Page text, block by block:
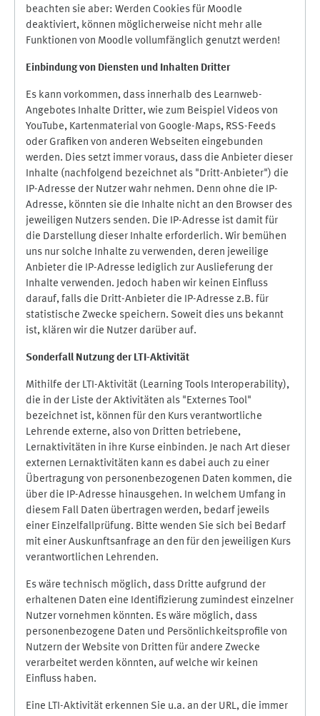
beachten sie aber: Werden Cookies für Moodle
deaktiviert, können möglicherweise nicht mehr alle
Funktionen von Moodle vollumfänglich genutzt werden!
Einbindung von Diensten und Inhalten Dritter
Es kann vorkommen, dass innerhalb des Learnweb-
Angebotes Inhalte Dritter, wie zum Beispiel Videos von
YouTube, Kartenmaterial von Google-Maps, RSS-Feeds
oder Grafiken von anderen Webseiten eingebunden
werden. Dies setzt immer voraus, dass die Anbieter dieser
Inhalte (nachfolgend bezeichnet als "Dritt-Anbieter") die
IP-Adresse der Nutzer wahr nehmen. Denn ohne die IP-
Adresse, könnten sie die Inhalte nicht an den Browser des
jeweiligen Nutzers senden. Die IP-Adresse ist damit für
die Darstellung dieser Inhalte erforderlich. Wir bemühen
uns nur solche Inhalte zu verwenden, deren jeweilige
Anbieter die IP-Adresse lediglich zur Auslieferung der
Inhalte verwenden. Jedoch haben wir keinen Einfluss
darauf, falls die Dritt-Anbieter die IP-Adresse z.B. für
statistische Zwecke speichern. Soweit dies uns bekannt
ist, klären wir die Nutzer darüber auf.
Sonderfall Nutzung der LTI-Aktivität
Mithilfe der LTI-Aktivität (Learning Tools Interoperability),
die in der Liste der Aktivitäten als "Externes Tool"
bezeichnet ist, können für den Kurs verantwortliche
Lehrende externe, also von Dritten betriebene,
Lernaktivitäten in ihre Kurse einbinden. Je nach Art dieser
externen Lernaktivitäten kann es dabei auch zu einer
Übertragung von personenbezogenen Daten kommen, die
über die IP-Adresse hinausgehen. In welchem Umfang in
diesem Fall Daten übertragen werden, bedarf jeweils
einer Einzelfallprüfung. Bitte wenden Sie sich bei Bedarf
mit einer Auskunftsanfrage an den für den jeweiligen Kurs
verantwortlichen Lehrenden.
Es wäre technisch möglich, dass Dritte aufgrund der
erhaltenen Daten eine Identifizierung zumindest einzelner
Nutzer vornehmen könnten. Es wäre möglich, dass
personenbezogene Daten und Persönlichkeitsprofile von
Nutzern der Website von Dritten für andere Zwecke
verarbeitet werden könnten, auf welche wir keinen
Einfluss haben.
Eine LTI-Aktivität erkennen Sie u.a. an der URL, die immer